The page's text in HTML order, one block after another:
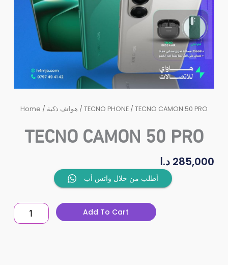
Home / هواتف ذكية / TECNO PHONE / TECNO CAMON 50 PRO
TECNO CAMON 50 PRO
285,000 د.ا
أطلب من خلال واتس أب
50
quantity
Add To Cart